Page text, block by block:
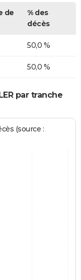
de
% des
décès
50,0 %
50,0 %
par tranche
(source :